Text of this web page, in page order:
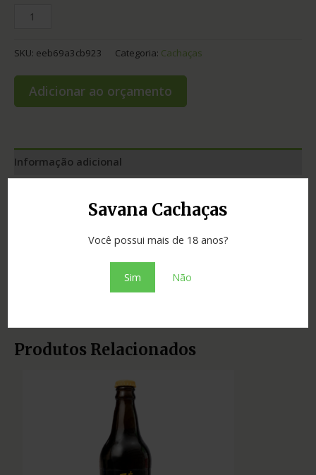
Savana Cachaças
Você possui mais de 18 anos?
Sim Não
SKU: eeb69a3cb923 Categoria: Cachaças
Adicionar ao orçamento
Informação adicional
miniaturas
Produtos Relacionados